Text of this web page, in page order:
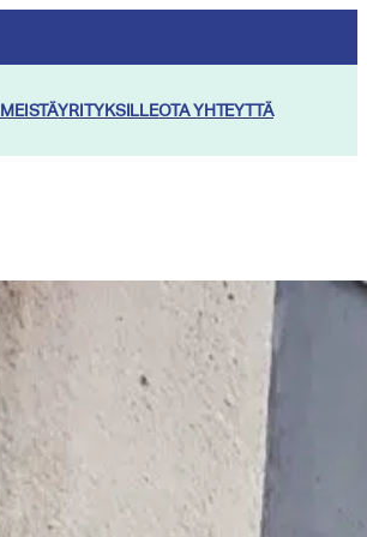
MEISTÄYRITYKSILLEOTA YHTEYTTÄ